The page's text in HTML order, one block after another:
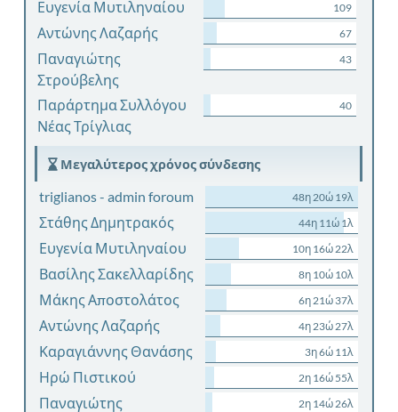
Ευγενία Μυτιληναίου 109
Αντώνης Λαζαρής 67
Παναγιώτης
Στρούβελης
43
Παράρτημα Συλλόγου
Νέας Τρίγλιας
40
Μεγαλύτερος χρόνος σύνδεσης
triglianos - admin foroum 48η 20ώ 19λ
Στάθης Δημητρακός 44η 11ώ 1λ
Ευγενία Μυτιληναίου 10η 16ώ 22λ
Βασίλης Σακελλαρίδης 8η 10ώ 10λ
Μάκης Αποστολάτος 6η 21ώ 37λ
Αντώνης Λαζαρής 4η 23ώ 27λ
Καραγιάννης Θανάσης 3η 6ώ 11λ
Ηρώ Πιστικού 2η 16ώ 55λ
Παναγιώτης
2η 14ώ 26λ